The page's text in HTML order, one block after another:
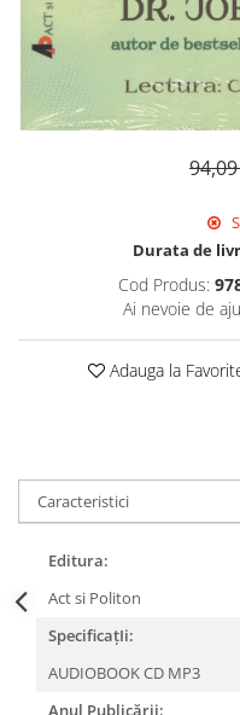
Durata de
Cod Produs:
Ai nevoie de
Adauga la
Caracteristici
Editura:
Act si Politon
SpecificațIi:
AUDIOBOOK CD MP3
Anul Publicării: